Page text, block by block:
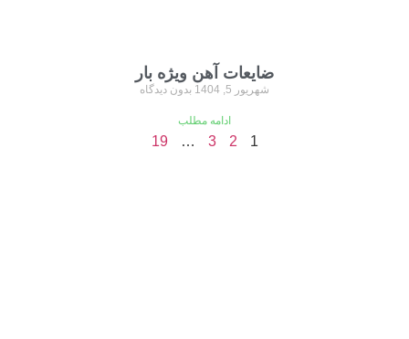
ضایعات آهن ویژه بار
شهریور 5, 1404 بدون دیدگاه
ادامه مطلب
1
2
3
…
19